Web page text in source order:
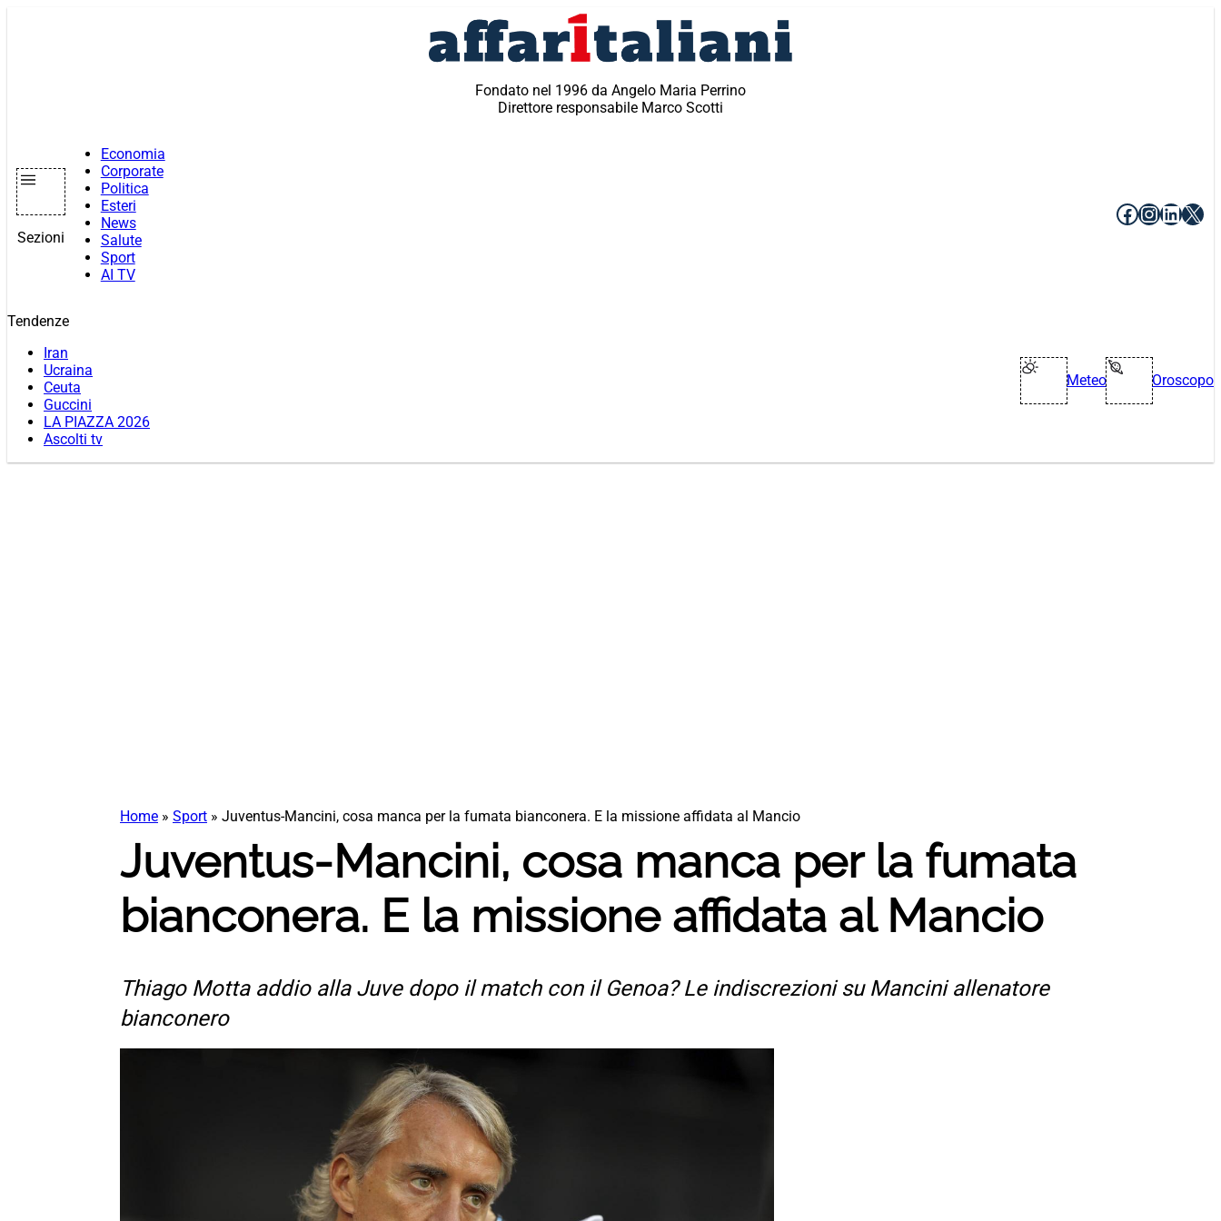
Fondato nel 1996 da Angelo Maria Perrino
Direttore responsabile Marco Scotti
Sezioni
Economia
Corporate
Politica
Esteri
News
Salute
Sport
AI TV
Facebook
X
Tendenze
Iran
Ucraina
Ceuta
Guccini
LA PIAZZA 2026
Ascolti tv
Meteo Oroscopo
Home » Sport » Juventus-Mancini, cosa manca per la fumata bianconera. E la missione affidata al Mancio
Juventus-Mancini, cosa manca per la fumata
bianconera. E la missione affidata al Mancio
Thiago Motta addio alla Juve dopo il match con il Genoa? Le indiscrezioni su Mancini allenatore
bianconero